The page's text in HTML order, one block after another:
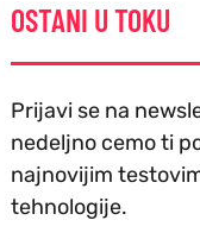
OSTANI U TOKU
Prijavi se na
nedeljno cemo ti
najnovijim
tehnologije.